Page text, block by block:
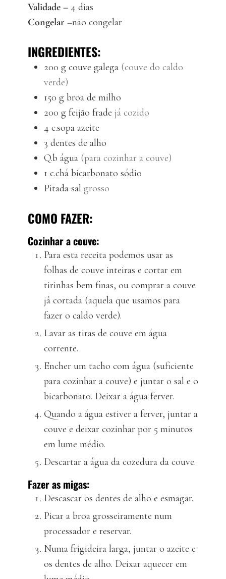
Validade – 4 dias
Congelar –não congelar
INGREDIENTES:
200 g couve galega (couve do caldo
verde)
150 g broa de milho
200 g feijão frade já cozido
4 c.sopa azeite
3 dentes de alho
Q.b água (para cozinhar a couve)
1 c.chá bicarbonato sódio
Pitada sal grosso
COMO FAZER:
Cozinhar a couve:
Para esta receita podemos usar as
folhas de couve inteiras e cortar em
tirinhas bem finas, ou comprar a couve
já cortada (aquela que usamos para
fazer o caldo verde).
Lavar as tiras de couve em água
corrente.
Encher um tacho com água (suficiente
para cozinhar a couve) e juntar o sal e o
bicarbonato. Deixar a água ferver.
Quando a água estiver a ferver, juntar a
couve e deixar cozinhar por 5 minutos
em lume médio.
Descartar a água da cozedura da couve.
Fazer as migas:
Descascar os dentes de alho e esmagar.
Picar a broa grosseiramente num
processador e reservar.
Numa frigideira larga, juntar o azeite e
os dentes de alho. Deixar aquecer em